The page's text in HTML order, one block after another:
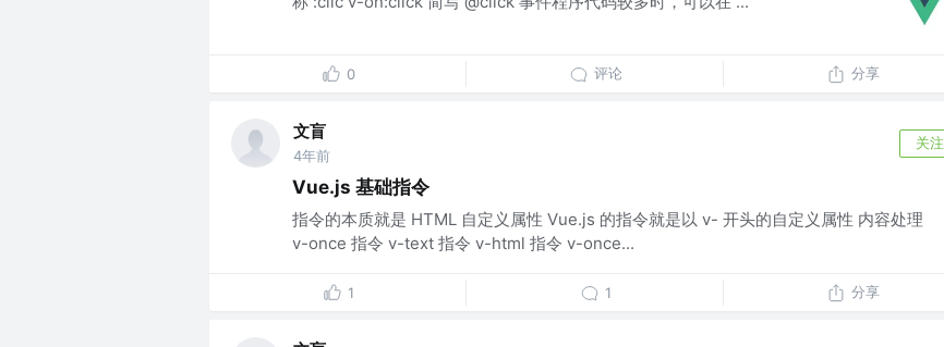
0 评论 分享
文盲
4年前
关注
Vue.js 基础指令
指令的本质就是 HTML 自定义属性 Vue.js 的指令就是以 v- 开头的自定义属性 内容处理
v-once 指令 v-text 指令 v-html 指令 v-once...
1 1 分享